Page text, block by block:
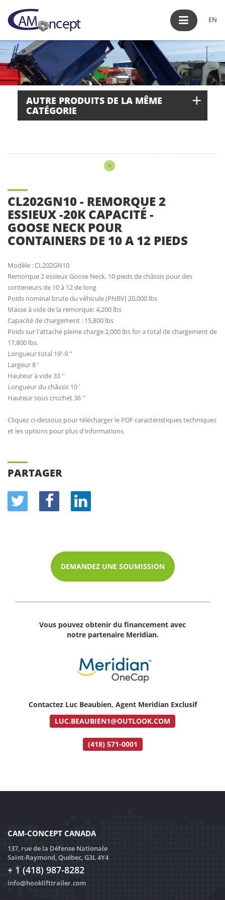
EN
AUTRE PRODUITS DE LA MÊME
CATÉGORIE
+
CL202GN10 - REMORQUE 2
ESSIEUX -20K CAPACITÉ -
GOOSE NECK POUR
CONTAINERS DE 10 A 12 PIEDS
Modèle : CL202GN10
Remorque 2 essieux Goose Neck, 10 pieds de châssis pour des
conteneurs de 10 à 12 de long
Poids nominal brute du véhicule (PNBV) 20,000 lbs
Masse à vide de la remorque: 4,200 lbs
Capacité de chargement : 15,800 lbs
Poids sur l'attache pleine charge 2,000 lbs for a total de chargement de
17,800 lbs.
Longueur total 19'-9 ''
Largeur 8 '
Hauteur à vide 33 ''
Longueur du châssis 10 '
Hauteur sous crochet 36 ''
Cliquez ci-dessous pour télécharger le PDF caractéristiques techniques
et les options pour plus d'informations
PARTAGER
DEMANDEZ UNE SOUMISSION
Vous pouvez obtenir du financement avec
notre partenaire Meridian.
Contactez Luc Beaubien, Agent Meridian Exclusif
LUC.BEAUBIEN1@OUTLOOK.COM
(418) 571-0001
CAM-CONCEPT CANADA
137, rue de la Défense Nationale
Saint-Raymond, Québec, G3L 4Y4
+ 1 (418) 987-8282
info@hooklifttrailer.com